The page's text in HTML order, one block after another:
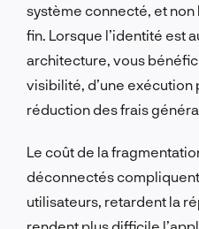
système connecté, et non
fin. Lorsque l’identité est
architecture, vous
visibilité, d’une exécution
réduction des frais
Le coût de la
déconnectés
utilisateurs, retardent la
rendent plus difficile